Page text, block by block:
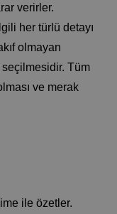
verirler.
her türlü detayı
olmayan
Tüm
ve merak
ile özetler.